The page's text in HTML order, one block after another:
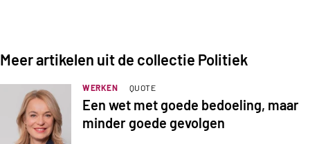
Meer artikelen uit de collectie Politiek
WERKEN QUOTE
Een wet met goede bedoeling, maar
minder goede gevolgen